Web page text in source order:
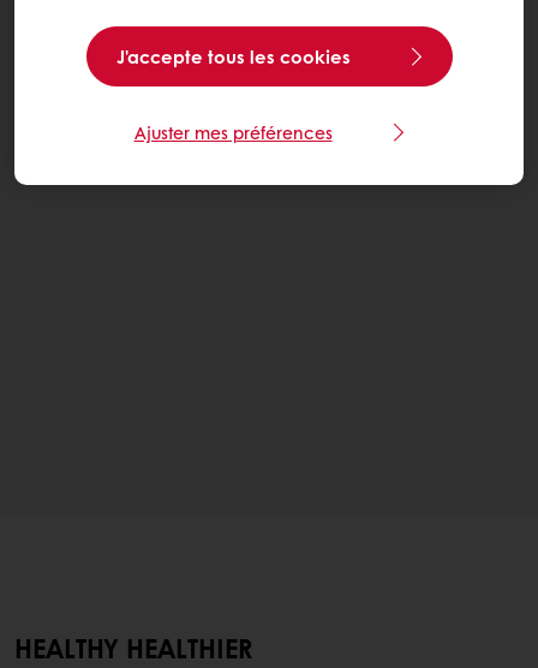
HEALTHY HEALTHIER
J'accepte tous les cookies
Ajuster mes préférences